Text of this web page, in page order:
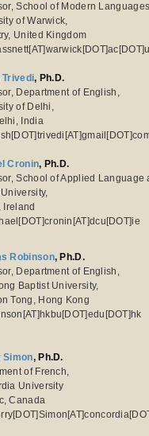
School of Modern
of Warwick,
United Kingdom
Trivedi, Ph.D.
Department of English,
of Delhi,
India
Cronin, Ph.D.
School of Applied
Ireland
Robinson, Ph.D.
Department of English,
Baptist University,
Tong, Hong Kong
Simon, Ph.D.
of French,
University
Canada